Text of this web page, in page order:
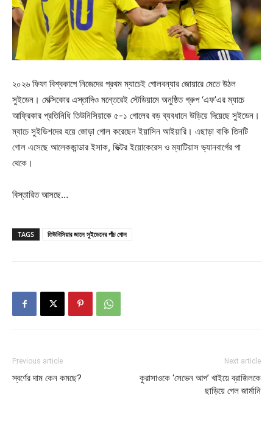
২০২৬ ফিফা বিশ্বকাপে নিজেদের প্রথম ম্যাচেই গোলবন্যার জোয়ারে মেতে উঠল
সুইডেন। মেক্সিকোর এস্তাদিও মন্তেরেই স্টেডিয়ামে অনুষ্ঠিত গ্রুপ ‘এফ’এর ম্যাচে
আফ্রিকার প্রতিনিধি তিউনিসিয়াকে ৫-১ গোলের বড় ব্যবধানে উড়িয়ে দিয়েছে সুইডেন।
ম্যাচে সুইডিশদের হয়ে জোড়া গোল করেছেন ইয়াসিন আইয়ারি। এছাড়া বাকি তিনটি
গোল এসেছে আলেকজান্ডার ইসাক, ভিক্টর ইয়োকেরেস ও ম্যাটিয়াস ভ্যানবার্গের পা
থেকে।
বিস্তারিত আসছে…
TAGS তিউনিসিয়ার জালে সুইডেনের পাঁচ গোল
Previous article
স্বর্ণের দাম কেন কমছে?
Next article
কুরাসাওকে ‘সেভেন আপ’ খাইয়ে ব্রাজিলকে
ছাড়িয়ে গেল জার্মানি